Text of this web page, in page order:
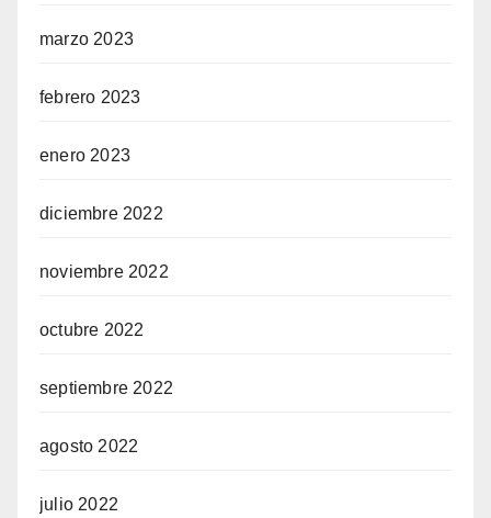
marzo 2023
febrero 2023
enero 2023
diciembre 2022
noviembre 2022
octubre 2022
septiembre 2022
agosto 2022
julio 2022